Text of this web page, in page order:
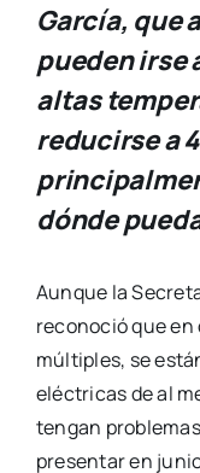
García, que
pueden irse
altas
reducirse a
dónde
Aunque la
reconoció que
múltiples, se
eléctricas de al
tengan
presentar en